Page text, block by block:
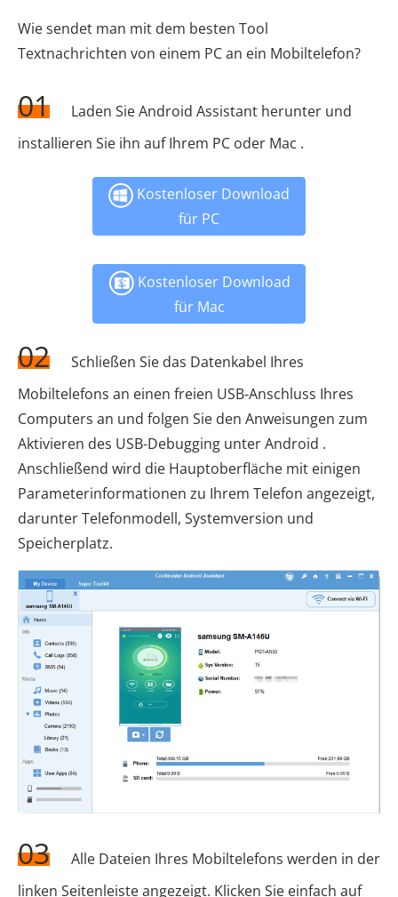
Wie sendet man mit dem besten Tool
Textnachrichten von einem PC an ein Mobiltelefon?
01
Laden Sie Android Assistant herunter und
installieren Sie ihn auf Ihrem PC oder Mac .
Kostenloser Download
für PC
Kostenloser Download
für Mac
02
Schließen Sie das Datenkabel Ihres
Mobiltelefons an einen freien USB-Anschluss Ihres
Computers an und folgen Sie den Anweisungen zum
Aktivieren des USB-Debugging unter Android .
Anschließend wird die Hauptoberfläche mit einigen
Parameterinformationen zu Ihrem Telefon angezeigt,
darunter Telefonmodell, Systemversion und
Speicherplatz.
03
Alle Dateien Ihres Mobiltelefons werden in der
linken Seitenleiste angezeigt. Klicken Sie einfach auf